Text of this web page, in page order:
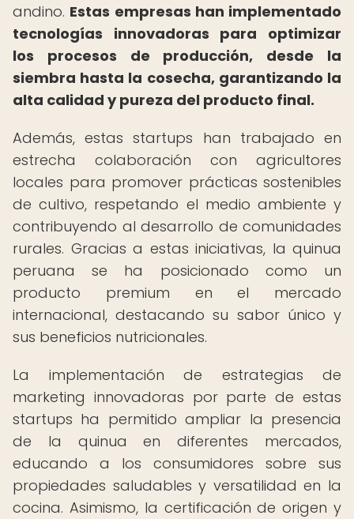
andino. Estas empresas han implementado
tecnologías innovadoras para optimizar
los procesos de producción, desde la
siembra hasta la cosecha, garantizando la
alta calidad y pureza del producto final.
Además, estas startups han trabajado en
estrecha colaboración con agricultores
locales para promover prácticas sostenibles
de cultivo, respetando el medio ambiente y
contribuyendo al desarrollo de comunidades
rurales. Gracias a estas iniciativas, la quinua
peruana se ha posicionado como un
producto premium en el mercado
internacional, destacando su sabor único y
sus beneficios nutricionales.
La implementación de estrategias de
marketing innovadoras por parte de estas
startups ha permitido ampliar la presencia
de la quinua en diferentes mercados,
educando a los consumidores sobre sus
propiedades saludables y versatilidad en la
cocina. Asimismo, la certificación de origen y